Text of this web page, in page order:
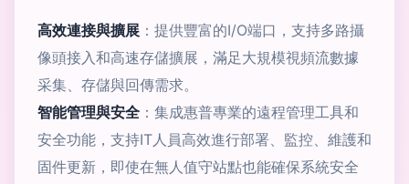
高效連接與擴展 ：提供豐富的I/O端口，支持多路攝
像頭接入和高速存儲擴展，滿足大規模視頻流數據
采集、存儲與回傳需求。
智能管理與安全 ：集成惠普專業的遠程管理工具和
安全功能，支持IT人員高效進行部署、監控、維護和
固件更新，即使在無人值守站點也能確保系統安全